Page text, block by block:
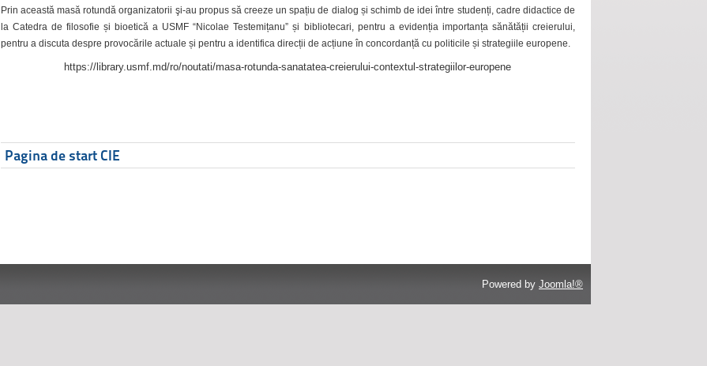
Prin această masă rotundă organizatorii şi-au propus să creeze un spațiu de dialog și schimb de idei între studenți, cadre didactice de
la Catedra de filosofie și bioetică a USMF “Nicolae Testemițanu” și bibliotecari, pentru a evidenția importanța sănătății creierului,
pentru a discuta despre provocările actuale și pentru a identifica direcții de acțiune în concordanță cu politicile și strategiile europene.
https://library.usmf.md/ro/noutati/masa-rotunda-sanatatea-creierului-contextul-strategiilor-europene
Pagina de start CIE
Powered by Joomla!®